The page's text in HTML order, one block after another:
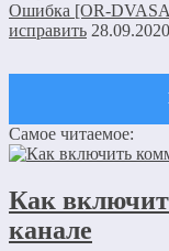
Ошибка [OR-
исправить 28.09.2020
Обсуждение: есть 1
Vlad
13.10.2021 в
Самое читаемое:
Как
канале